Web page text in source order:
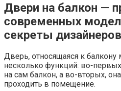
Двери на балкон —
современных
секреты дизайнеров
Дверь, относящаяся к
несколько функций: во-
на сам балкон, а во-вторых,
проходить в помещение.